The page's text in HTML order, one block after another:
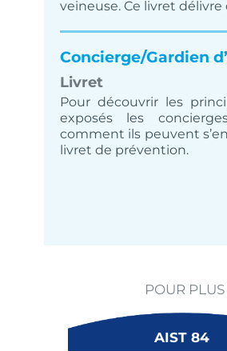
veineuse. Ce livret
Concierge/Gardien
Livret
Pour découvrir les
exposés les
comment ils peuvent
livret de prévention.
POUR
AIST 84